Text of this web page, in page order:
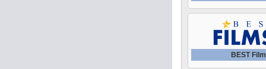
BEST